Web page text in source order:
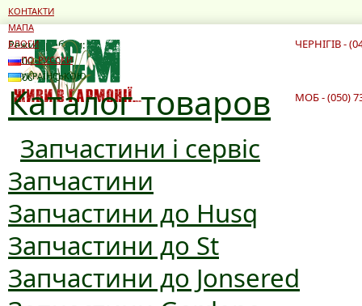
Режим роботи:
10:00 - 19:00
10:00 - 16:00
ЧЕРНІГІВ -
Каталог товаров
Запчастини і сервіс
Запчастини
Запчастини до Husq
Запчастини до St
Запчастини до Jonsered
МОБ - (050)
КОНТАКТИ
МАПА
БЛОГИ
ПО-РУССКИ
УКРАЇНСЬКОЮ